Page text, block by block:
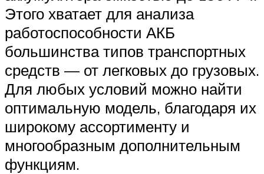
Этого хватает для анализа
работоспособности АКБ
большинства типов транспортных
средств — от легковых до грузовых.
Для любых условий можно найти
оптимальную модель, благодаря их
широкому ассортименту и
многообразным дополнительным
функциям.